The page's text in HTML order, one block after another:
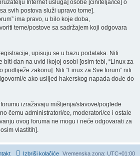
Internet usluga] osobe [činitelja/ice] o
svih postova služi upravo tome].
ima pravo, u bilo koje doba,
teme/postove sa sadržajem koji odgovara
upisuju se u bazu podataka. Niti
biti dan na uvid ikojoj osobi [osim tebi, “Linux za
podliježe zakonu]. Niti “Linux za Sve forum” niti
e ako uslijed hakerskog napada dođe do
izražavaju mišljenja/stavove/poglede
čemu administratori/ce, moderatori/ce i ostale
ovog foruma ne mogu i neće odgovarati za
vlastitih].
Vremenska zona: UTC+01:00
Izbriši kolačiće